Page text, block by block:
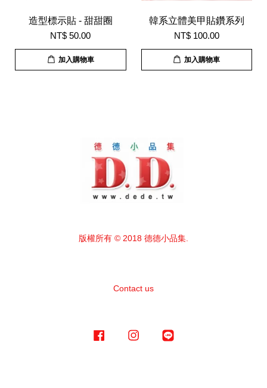
造型標示貼 - 甜甜圈
NT$ 50.00
加入購物車
韓系立體美甲貼鑽系列
NT$ 100.00
加入購物車
版權所有 © 2018 德德小品集.
Contact us
Facebook Instagram